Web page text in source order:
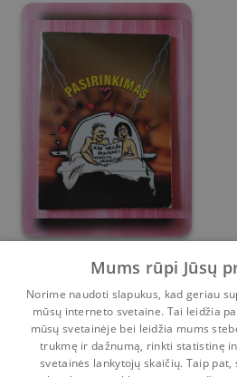
Rita Butylkina ,Andrius Vagoras ,
0 0
Mums rūpi Jūsų
Norime naudoti slapukus, kad geriau
mūsų interneto svetaine. Tai leidžia
mūsų svetainėje bei leidžia mums
trukmę ir dažnumą, rinkti statistinę
svetainės lankytojų skaičių. Taip